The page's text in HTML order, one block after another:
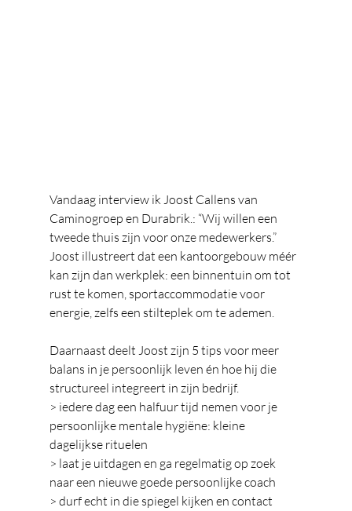
Vandaag interview ik Joost Callens van
Caminogroep en Durabrik.: “Wij willen een
tweede thuis zijn voor onze medewerkers.”
Joost illustreert dat een kantoorgebouw méér
kan zijn dan werkplek: een binnentuin om tot
rust te komen, sportaccommodatie voor
energie, zelfs een stilteplek om te ademen.
Daarnaast deelt Joost zijn 5 tips voor meer
balans in je persoonlijk leven én hoe hij die
structureel integreert in zijn bedrijf.
> iedere dag een halfuur tijd nemen voor je
persoonlijke mentale hygiëne: kleine
dagelijkse rituelen
> laat je uitdagen en ga regelmatig op zoek
naar een nieuwe goede persoonlijke coach
> durf echt in die spiegel kijken en contact